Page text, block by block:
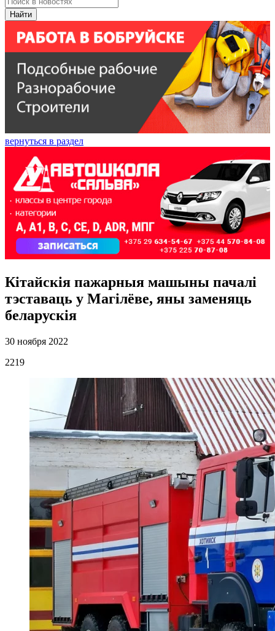
Найти
вернуться в раздел
Кітайскія пажарныя машыны пачалі
тэставаць у Магілёве, яны заменяць
беларускія
30 ноября 2022
2219